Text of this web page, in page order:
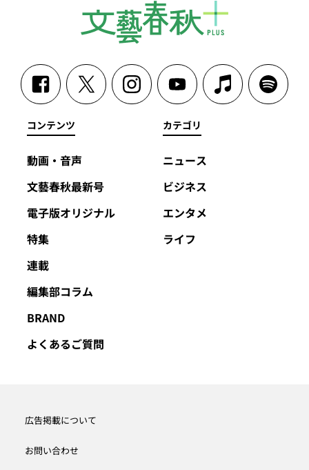
コンテンツ
動画・音声
文藝春秋最新号
電子版オリジナル
特集
連載
編集部コラム
BRAND
よくあるご質問
カテゴリ
ニュース
ビジネス
エンタメ
ライフ
広告掲載について
お問い合わせ